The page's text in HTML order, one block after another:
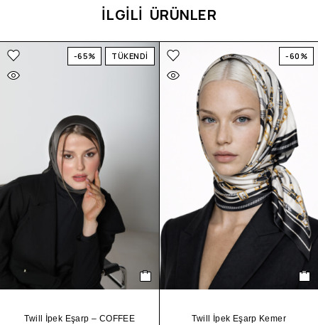
İLGİLİ ÜRÜNLER
-65% TÜKENDİ
Twill İpek Eşarp – COFFEE
-60%
Twill İpek Eşarp Kemer